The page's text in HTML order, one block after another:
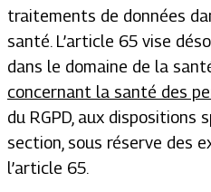
traitements de données
santé. L’article 65 vise
dans le domaine de la
concernant la santé des
du RGPD, aux dispositions
section, sous réserve des
l’article 65.